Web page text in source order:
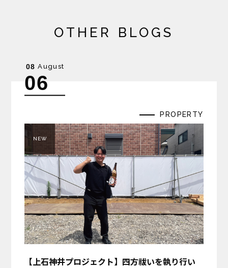
OTHER BLOGS
08 August
06
PROPERTY
NEW
【上石神井プロジェクト】四方祓いを執り行い